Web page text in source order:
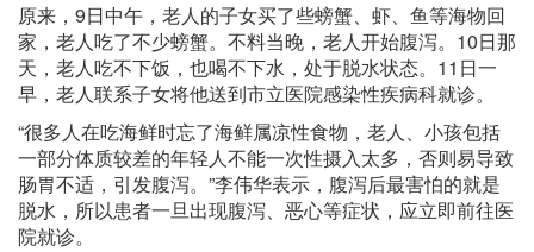
原来，9日中午，老人的子女买了些螃蟹、虾、鱼等海物回
家，老人吃了不少螃蟹。不料当晚，老人开始腹泻。10日那
天，老人吃不下饭，也喝不下水，处于脱水状态。11日一
早，老人联系子女将他送到市立医院感染性疾病科就诊。
“很多人在吃海鲜时忘了海鲜属凉性食物，老人、小孩包括
一部分体质较差的年轻人不能一次性摄入太多，否则易导致
肠胃不适，引发腹泻。”李伟华表示，腹泻后最害怕的就是
脱水，所以患者一旦出现腹泻、恶心等症状，应立即前往医
院就诊。